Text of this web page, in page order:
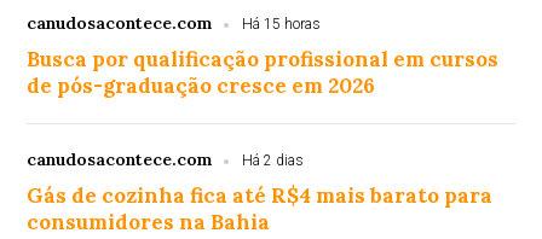
canudosacontece.com Há 15 horas
Busca por qualificação profissional em cursos
de pós-graduação cresce em 2026
canudosacontece.com Há 2 dias
Gás de cozinha fica até R$4 mais barato para
consumidores na Bahia